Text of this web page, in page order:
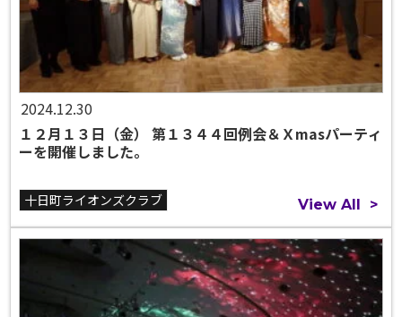
2024.12.30
１２月１３日（金） 第１３４４回例会＆Ｘmasパーティ
ーを開催しました。
十日町ライオンズクラブ View All >